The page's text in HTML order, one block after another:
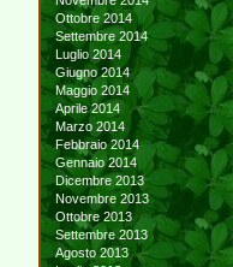
Ottobre 2014
Settembre 2014
Luglio 2014
Giugno 2014
Maggio 2014
Aprile 2014
Marzo 2014
Febbraio 2014
Gennaio 2014
Dicembre 2013
Novembre 2013
Ottobre 2013
Settembre 2013
Agosto 2013